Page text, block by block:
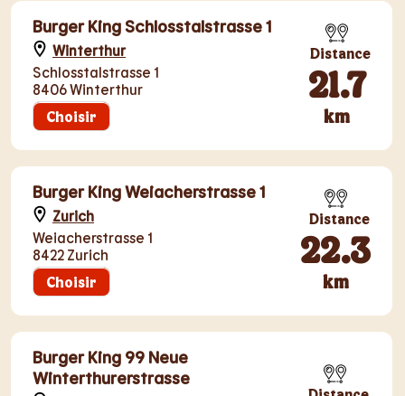
Burger King Schlosstalstrasse 1
Winterthur
Schlosstalstrasse 1
8406 Winterthur
Choisir
Distance
21.7
km
Burger King Weiacherstrasse 1
Zurich
Weiacherstrasse 1
8422 Zurich
Choisir
Distance
22.3
km
Burger King 99 Neue
Winterthurerstrasse